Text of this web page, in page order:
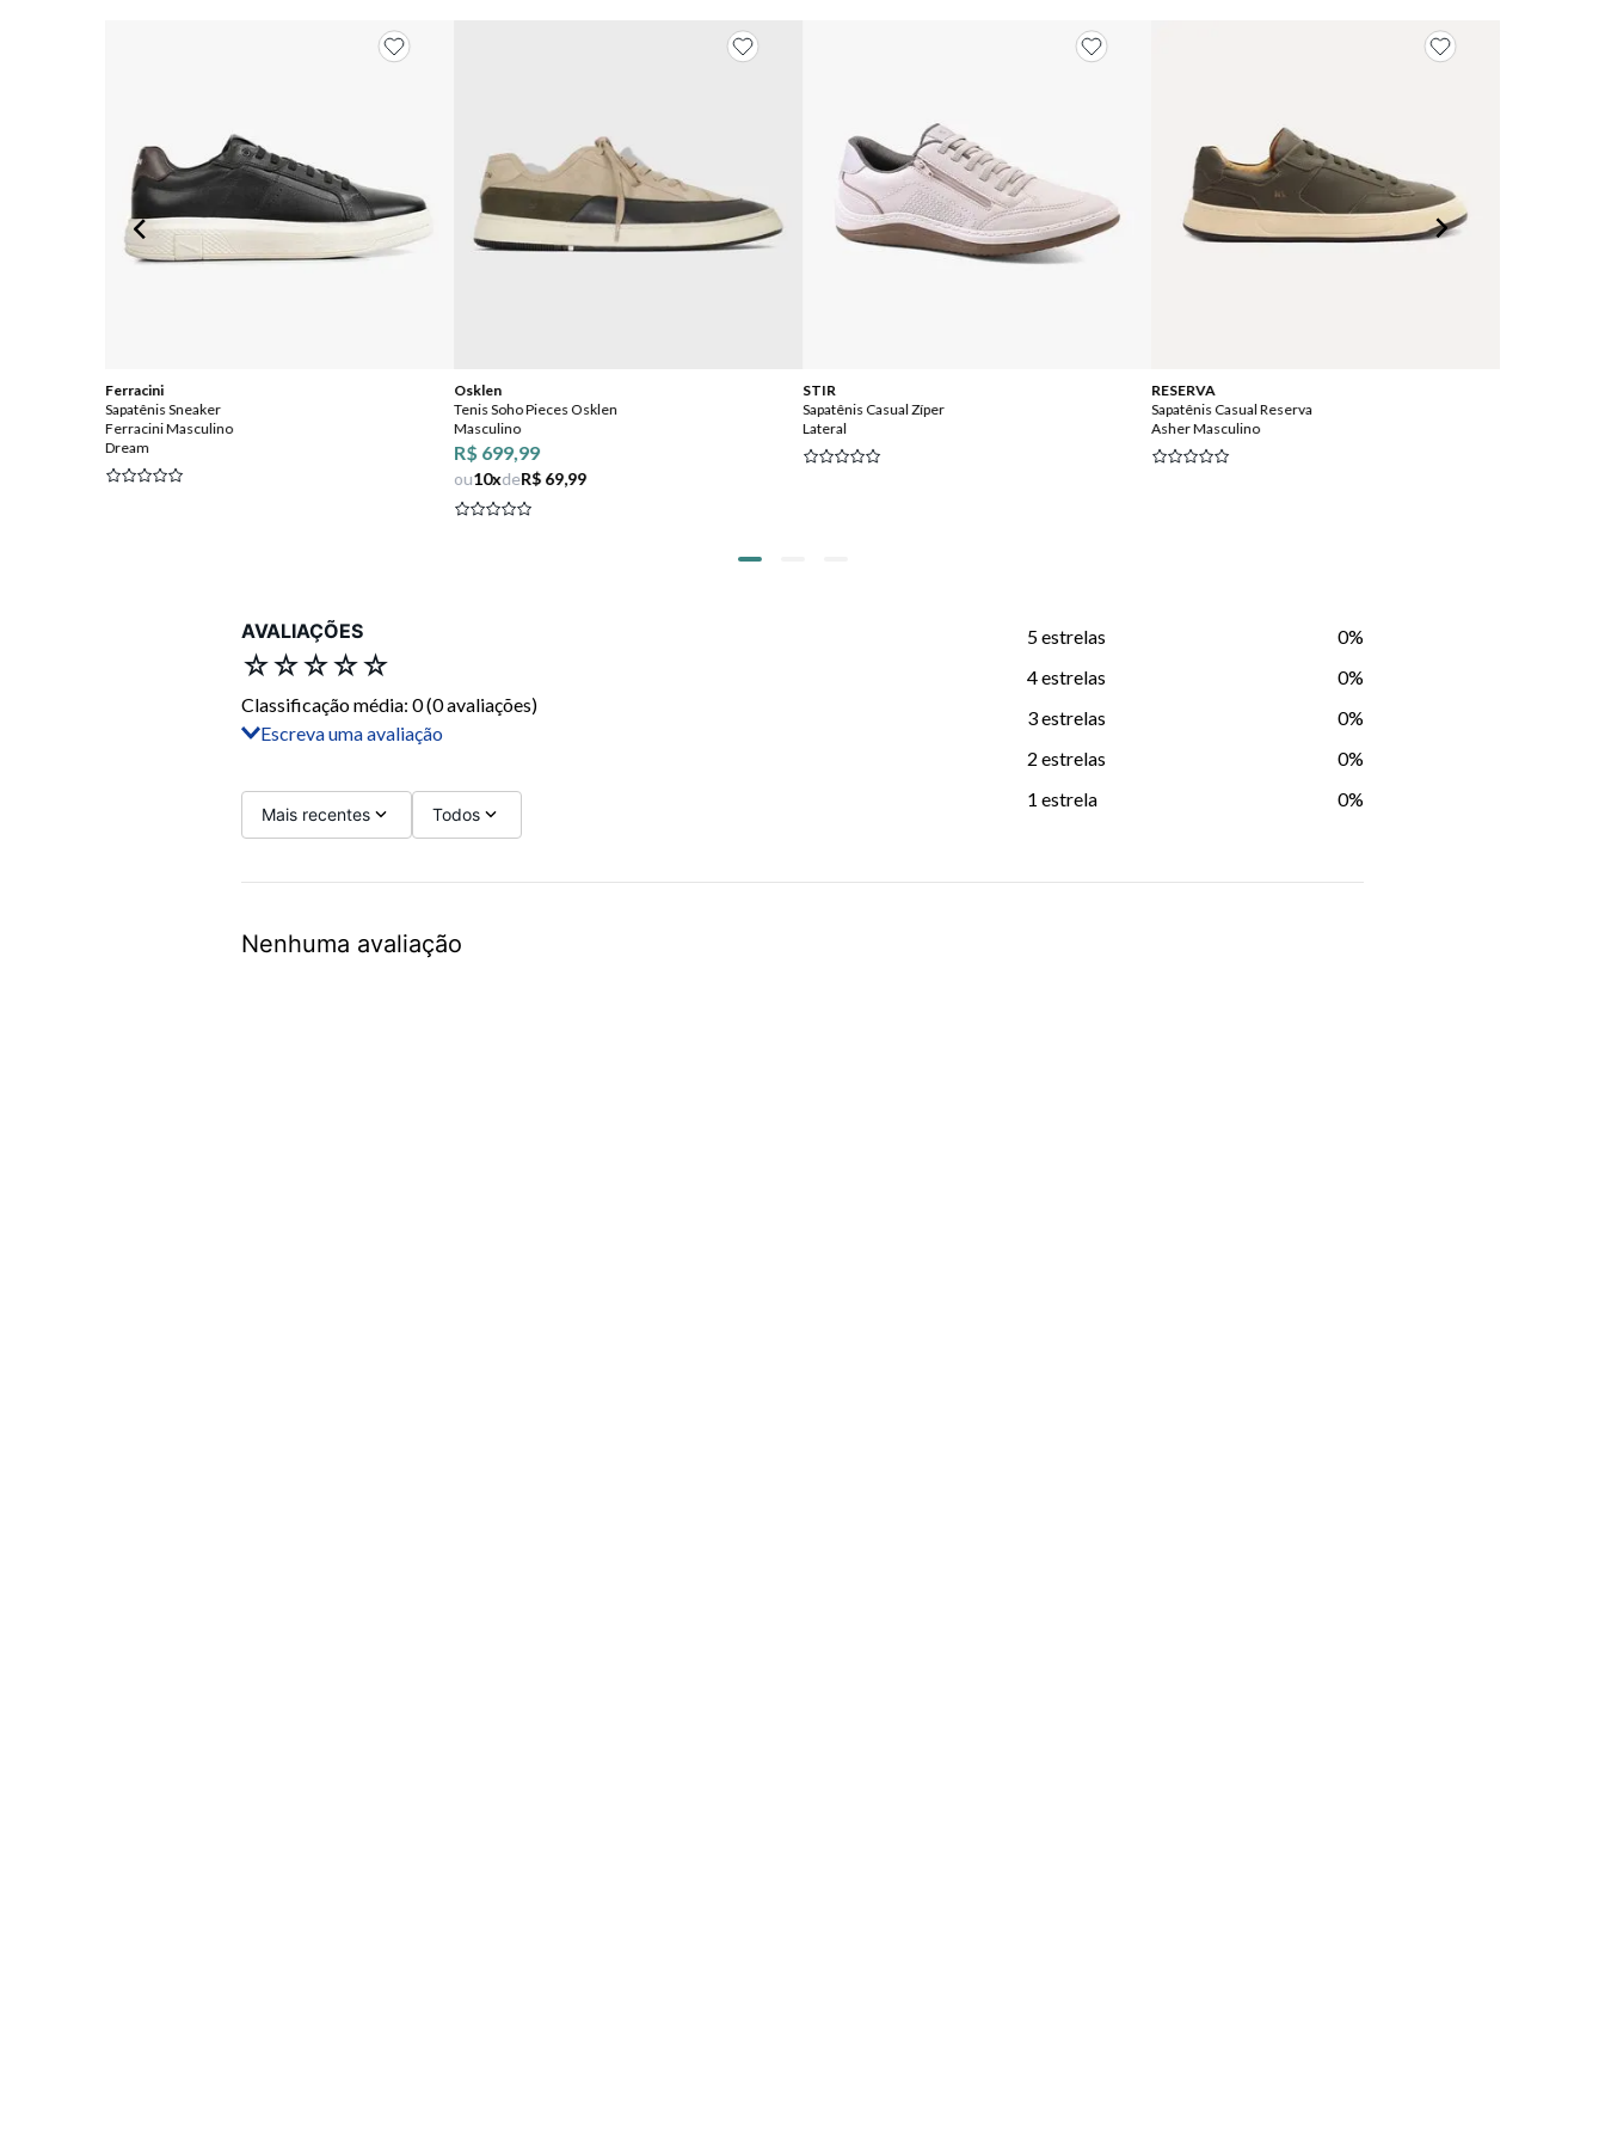
Ferracini
Sapatênis Sneaker
Ferracini Masculino
Dream
Osklen
Tenis Soho Pieces Osklen
Masculino
R$ 699,99
ou10xdeR$ 69,99
STIR
Sapatênis Casual Zíper
Lateral
RESERVA
Sapatênis Casual Reserva
Asher Masculino
AVALIAÇÕES
☆☆☆☆☆
Classificação média: 0(0 avaliações)
5 estrelas
0%
4 estrelas
0%
3 estrelas
0%
2 estrelas
0%
1 estrela
0%
Escreva uma avaliação
Título
Avalie o produto de 1 a 5 estrelas
Seu nome
Mais recentes Todos
Nenhuma avaliação